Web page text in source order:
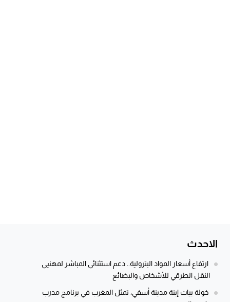
الاحدث
ارتفاع أسعار المواد البترولية.. دعم استثنائي المباشر لمهنيي
النقل الطرقي للأشخاص والبضائع
خولة بيات إبنة مدينة أسفي، تمثل المغرب في برنامج مدرب